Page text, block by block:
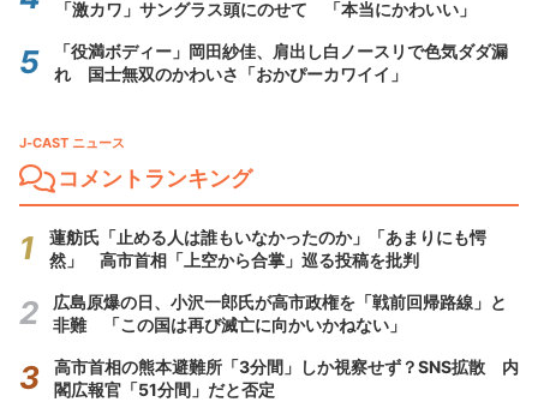
「激カワ」サングラス頭にのせて 「本当にかわいい」
「役満ボディー」岡田紗佳、肩出し白ノースリで色気ダダ漏
れ 国士無双のかわいさ「おかぴーカワイイ」
J-CAST ニュース
コメントランキング
蓮舫氏「止める人は誰もいなかったのか」「あまりにも愕
然」 高市首相「上空から合掌」巡る投稿を批判
広島原爆の日、小沢一郎氏が高市政権を「戦前回帰路線」と
非難 「この国は再び滅亡に向かいかねない」
高市首相の熊本避難所「3分間」しか視察せず？SNS拡散 内
閣広報官「51分間」だと否定